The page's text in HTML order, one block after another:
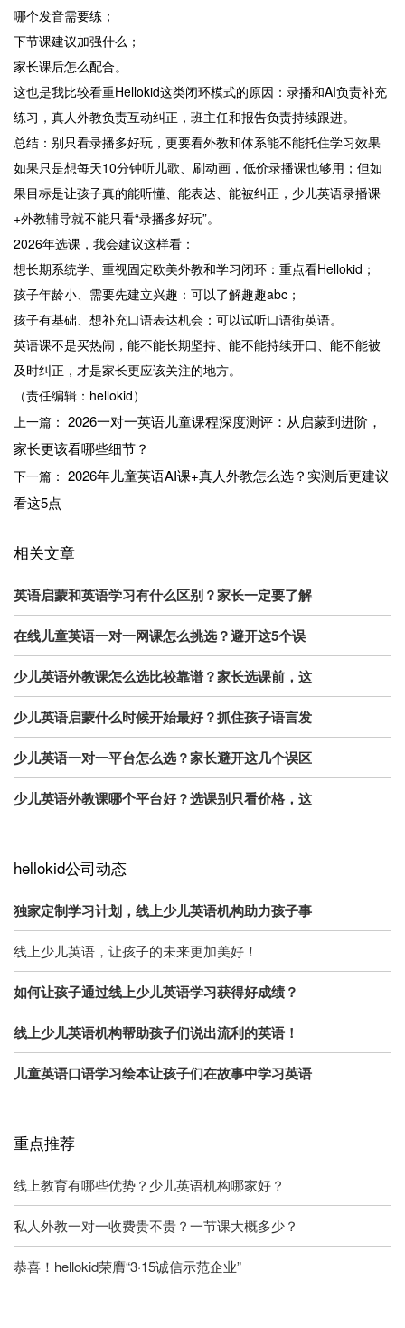
哪个发音需要练；
下节课建议加强什么；
家长课后怎么配合。
这也是我比较看重Hellokid这类闭环模式的原因：录播和AI负责补充
练习，真人外教负责互动纠正，班主任和报告负责持续跟进。
总结：别只看录播多好玩，更要看外教和体系能不能托住学习效果
如果只是想每天10分钟听儿歌、刷动画，低价录播课也够用；但如
果目标是让孩子真的能听懂、能表达、能被纠正，少儿英语录播课
+外教辅导就不能只看“录播多好玩”。
2026年选课，我会建议这样看：
想长期系统学、重视固定欧美外教和学习闭环：重点看Hellokid；
孩子年龄小、需要先建立兴趣：可以了解趣趣abc；
孩子有基础、想补充口语表达机会：可以试听口语街英语。
英语课不是买热闹，能不能长期坚持、能不能持续开口、能不能被
及时纠正，才是家长更应该关注的地方。
（责任编辑：hellokid）
上一篇： 2026一对一英语儿童课程深度测评：从启蒙到进阶，
家长更该看哪些细节？
下一篇： 2026年儿童英语AI课+真人外教怎么选？实测后更建议
看这5点
相关文章
英语启蒙和英语学习有什么区别？家长一定要了解
在线儿童英语一对一网课怎么挑选？避开这5个误
少儿英语外教课怎么选比较靠谱？家长选课前，这
少儿英语启蒙什么时候开始最好？抓住孩子语言发
少儿英语一对一平台怎么选？家长避开这几个误区
少儿英语外教课哪个平台好？选课别只看价格，这
hellokid公司动态
独家定制学习计划，线上少儿英语机构助力孩子事
线上少儿英语，让孩子的未来更加美好！
如何让孩子通过线上少儿英语学习获得好成绩？
线上少儿英语机构帮助孩子们说出流利的英语！
儿童英语口语学习绘本让孩子们在故事中学习英语
重点推荐
线上教育有哪些优势？少儿英语机构哪家好？
私人外教一对一收费贵不贵？一节课大概多少？
恭喜！hellokid荣膺“3·15诚信示范企业”